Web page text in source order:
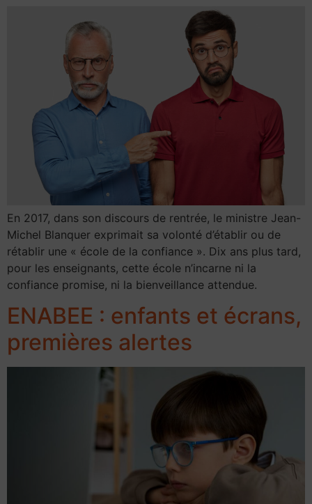
En 2017, dans son discours de rentrée, le ministre Jean-
Michel Blanquer exprimait sa volonté d’établir ou de
rétablir une « école de la confiance ». Dix ans plus tard,
pour les enseignants, cette école n’incarne ni la
confiance promise, ni la bienveillance attendue.
ENABEE : enfants et écrans,
premières alertes